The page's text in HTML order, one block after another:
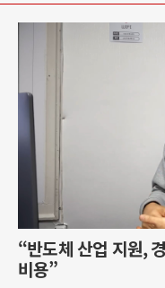
“반도체 산업 지원,
비용”